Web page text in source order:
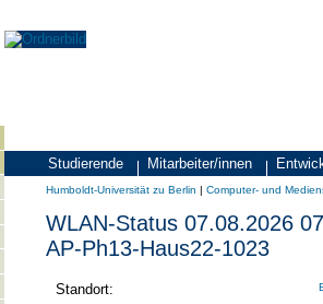
Zielgruppen
Studierende Mitarbeiter/innen
Humboldt-
Universität
Humboldt-Universität zu Berlin | Computer- und
WLAN-Status 07.08.2026
AP-Ph13-Haus22-1023
Standort: